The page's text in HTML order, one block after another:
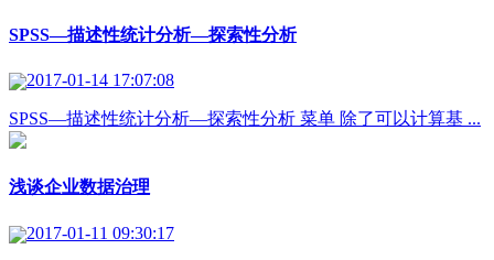
SPSS—描述性统计分析—探索性分析
2017-01-14 17:07:08
SPSS—描述性统计分析—探索性分析 菜单 除了可以计算基 ...
浅谈企业数据治理
2017-01-11 09:30:17